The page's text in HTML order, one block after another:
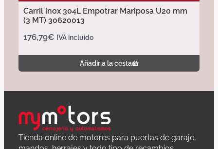
Carril inox 304L Empotrar Mariposa U20 mm
(3 MT) 30620013
176,79€ IVA incluido
Añadir a la cesta
Tienda online de motores para puertas de garaje,